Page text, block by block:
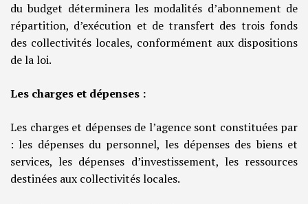
du budget déterminera les modalités d’abonnement de
répartition, d’exécution et de transfert des trois fonds
des collectivités locales, conformément aux dispositions
de la loi.
Les charges et dépenses :
Les charges et dépenses de l’agence sont constituées par
: les dépenses du personnel, les dépenses des biens et
services, les dépenses d’investissement, les ressources
destinées aux collectivités locales.